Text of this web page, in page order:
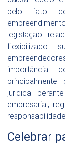
pelo fato
legislação
flexibilizado
importância
jurídica
empresarial,
Celebrar